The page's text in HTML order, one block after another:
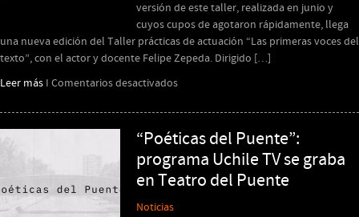
versión de este taller, realizada en junio y
cuyos cupos de agotaron rápidamente, llega
una nueva edición del Taller prácticas de actuación “Las primeras voces del
texto”, con el actor y docente Felipe Zepeda. Dirigido […]
Leer más I Comentarios desactivadosen
de
actuación,
Felipe
Zepeda
“Poéticas del Puente”:
programa Uchile TV se graba
en Teatro del Puente
Noticias